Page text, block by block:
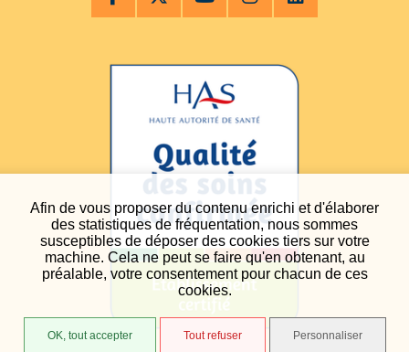
Afin de vous proposer du contenu enrichi et d'élaborer
des statistiques de fréquentation, nous sommes
susceptibles de déposer des cookies tiers sur votre
machine. Cela ne peut se faire qu'en obtenant, au
préalable, votre consentement pour chacun de ces
cookies.
OK, tout accepter Tout refuser Personnaliser